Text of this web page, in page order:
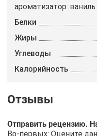
ароматизатор: ваниль
Белки
Жиры
Углеводы
Калорийность
Отправить рецензию.
Во-первых: Оцените